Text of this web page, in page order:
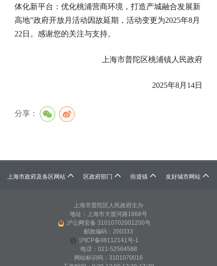
体化新平台：优化桃浦营商环境，打造产城融合发展新
高地”政府开放月活动因故延期，活动变更为2025年8月
22日。感谢您的关注与支持。
上海市普陀区桃浦镇人民政府
2025年8月14日
分享：
上海市政府及各区网站  区政府部门  街道镇  友好城市网站 
上海市普陀区人民政府主办
地址：上海市大渡河路1668号
沪公网安备 31010702001200号
邮政编码：200333
沪ICP备08112141号-1
电话：021-52564588
网站标识码：3101070016